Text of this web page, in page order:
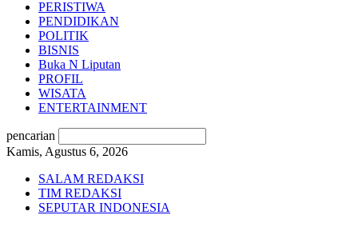
PERISTIWA
PENDIDIKAN
POLITIK
BISNIS
Buka N Liputan
PROFIL
WISATA
ENTERTAINMENT
pencarian
Kamis, Agustus 6, 2026
SALAM REDAKSI
TIM REDAKSI
SEPUTAR INDONESIA